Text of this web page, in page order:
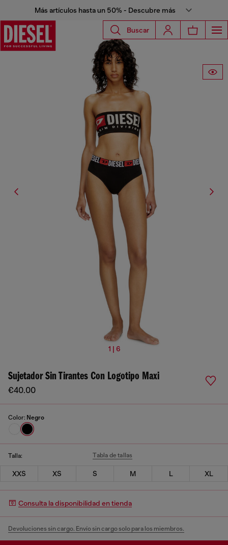
Más artículos hasta un 50% - Descubre más
Buscar
1 | 6
Sujetador Sin Tirantes Con Logotipo Maxi
€40.00
Color: Negro
Talla: Tabla de tallas
XXS XS S M L XL
Consulta la disponibilidad en tienda
Devoluciones sin cargo. Envío sin cargo solo para los miembros.